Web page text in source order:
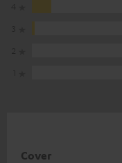
Cover